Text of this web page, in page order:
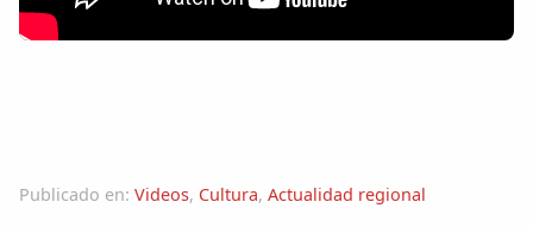
Colaboradores
Periódico Alconétar
Publicado en: Videos, Cultura, Actualidad regional